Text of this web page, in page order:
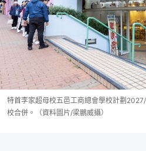
特首李家超母校五邑工商總會學校計劃
校合併。（資料圖片/梁鵬威攝）